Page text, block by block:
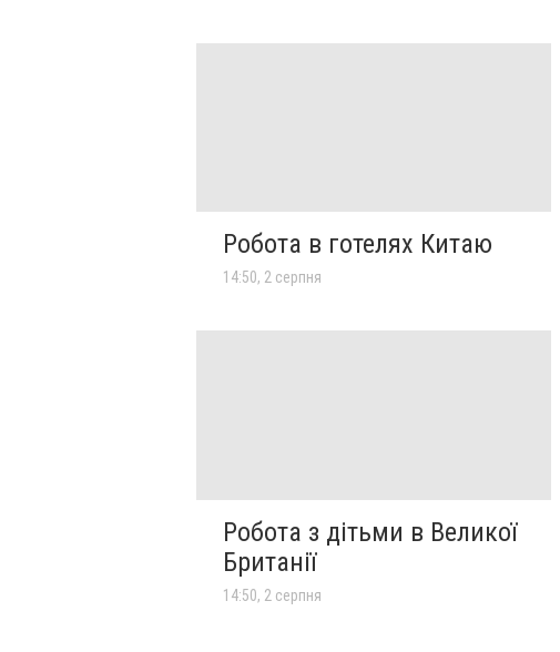
Робота в готелях Китаю
14:50, 2 серпня
Робота з дітьми в Великої
Британії
14:50, 2 серпня